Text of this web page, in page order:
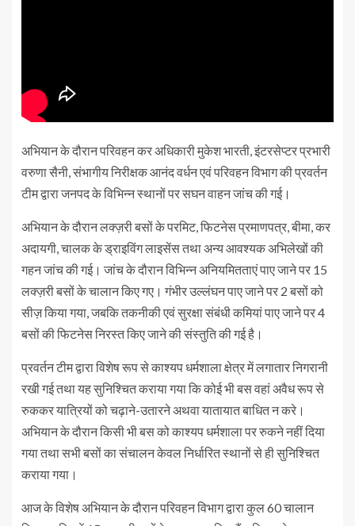
अभियान के दौरान परिवहन कर अधिकारी मुकेश भारती, इंटरसेप्टर प्रभारी
वरुणा सैनी, संभागीय निरीक्षक आनंद वर्धन एवं परिवहन विभाग की प्रवर्तन
टीम द्वारा जनपद के विभिन्न स्थानों पर सघन वाहन जांच की गई।
अभियान के दौरान लक्ज़री बसों के परमिट, फिटनेस प्रमाणपत्र, बीमा, कर
अदायगी, चालक के ड्राइविंग लाइसेंस तथा अन्य आवश्यक अभिलेखों की
गहन जांच की गई। जांच के दौरान विभिन्न अनियमितताएं पाए जाने पर 15
लक्ज़री बसों के चालान किए गए। गंभीर उल्लंघन पाए जाने पर 2 बसों को
सीज़ किया गया, जबकि तकनीकी एवं सुरक्षा संबंधी कमियां पाए जाने पर 4
बसों की फिटनेस निरस्त किए जाने की संस्तुति की गई है।
प्रवर्तन टीम द्वारा विशेष रूप से काश्यप धर्मशाला क्षेत्र में लगातार निगरानी
रखी गई तथा यह सुनिश्चित कराया गया कि कोई भी बस वहां अवैध रूप से
रुककर यात्रियों को चढ़ाने-उतारने अथवा यातायात बाधित न करे।
अभियान के दौरान किसी भी बस को काश्यप धर्मशाला पर रुकने नहीं दिया
गया तथा सभी बसों का संचालन केवल निर्धारित स्थानों से ही सुनिश्चित
कराया गया।
आज के विशेष अभियान के दौरान परिवहन विभाग द्वारा कुल 60 चालान